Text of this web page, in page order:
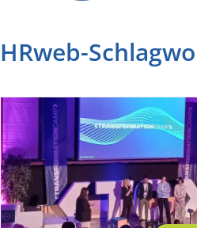
HRweb-